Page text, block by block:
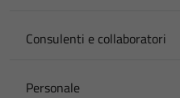
Consulenti e collaboratori
Personale